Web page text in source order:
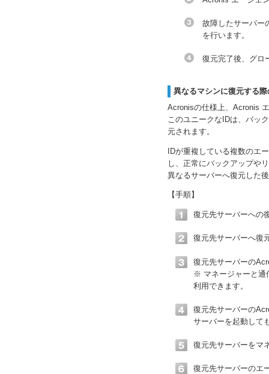
故障したサーバー
を行います。
復元完了後、グロ
異なるマシンに復元する
Acronisの仕様上、Acronis
このユニークなIDは、バッ
元されます。
IDが重複している複数のエ
し、正常にバックアップや
異なるサーバーへ復元した
【手順】
復元先サーバーへの
復元先サーバーへ復
復元先サーバーの
※ マネージャーと通
利用できます。
復元先サーバーの
サーバーを起動して
復元先サーバーをマ
復元先サーバーのエ